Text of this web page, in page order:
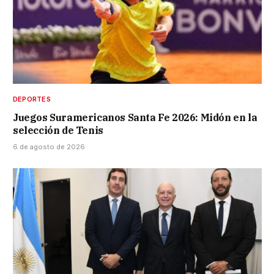
DEPORTES
Juegos Suramericanos Santa Fe 2026: Midón en la
selección de Tenis
6 de agosto de 2026